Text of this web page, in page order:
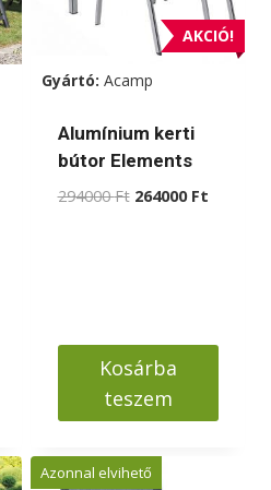
AKCIÓ!
Gyártó: Acamp
Alumínium kerti
bútor Elements
294000Ft Original
264000 FtCurrent
Kosárba
teszem
Azonnal elvihető